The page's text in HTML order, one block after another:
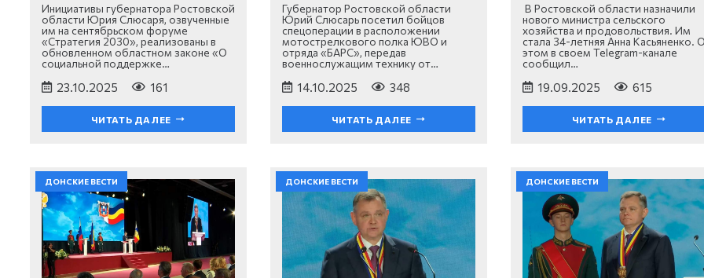
Инициативы губернатора Ростовской
области Юрия Слюсаря, озвученные
им на сентябрьском форуме
«Стратегия 2030», реализованы в
обновленном областном законе «О
социальной поддержке…
23.10.2025 161
ЧИТАТЬ ДАЛЕЕ
Губернатор Ростовской области
Юрий Слюсарь посетил бойцов
спецоперации в расположении
мотострелкового полка ЮВО и
отряда «БАРС», передав
военнослужащим технику от…
14.10.2025 348
ЧИТАТЬ ДАЛЕЕ
В Ростовской области назначили
нового министра сельского
хозяйства и продовольствия. Им
стала 34-летняя Анна Касьяненко.
этом в своем Telegram-канале
сообщил…
19.09.2025 615
ЧИТАТЬ ДАЛЕЕ
ДОНСКИЕ ВЕСТИ ДОНСКИЕ ВЕСТИ ДОНСКИЕ ВЕСТИ